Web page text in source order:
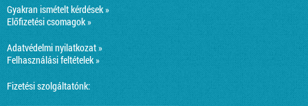
Gyakran ismételt kérdések »
Előfizetési csomagok »
Adatvédelmi nyilatkozat »
Felhasználási feltételek »
Fizetési szolgáltatónk: